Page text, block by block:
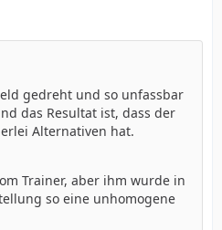
gedreht und so unfassbar
das Resultat ist, dass der
Alternativen hat.
Trainer, aber ihm wurde in
so eine unhomogene